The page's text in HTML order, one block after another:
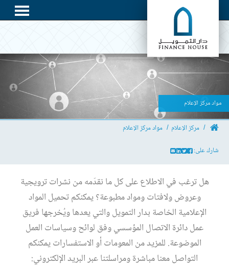
مواد مركز الإعلام
مركز الإعلام
مواد مركز الإعلام
شارك على:
هل ترغب في الاطلاع على كل ما نقدّمه من نشرات ترويجية
وعروض ولافتات ومواد مطبوعة؟ يمكنكم تحميل المواد
الإعلامية الخاصة بدار التمويل والتي يعدها ويُخرجها فريق
عمل دائرة الاتصال المؤسسي وفق لوائح وسياسات العمل
الموضوعة. للمزيد من المعومات أو الاستفسارات يمكنكم
التواصل معنا مباشرة ومراسلتنا عبر البريد الإلكتروني: